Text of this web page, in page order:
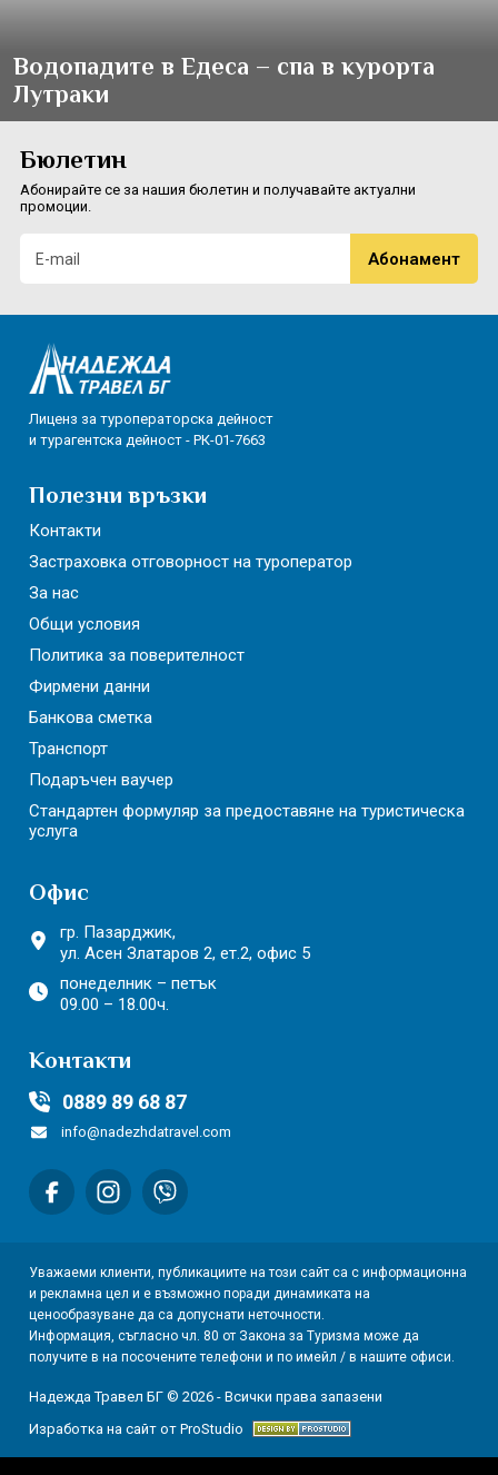
Водопадите в Едеса – спа в курорта
Лутраки
Бюлетин
Абонирайте се за нашия бюлетин и получавайте актуални
промоции.
Лиценз за туроператорска дейност
и турагентска дейност - РК-01-7663
Полезни връзки
Контакти
Застраховка отговорност на туроператор
За нас
Общи условия
Политика за поверителност
Фирмени данни
Банкова сметка
Транспорт
Подаръчен ваучер
Стандартен формуляр за предоставяне на туристическа
услуга
Офис
гр. Пазарджик,
ул. Асен Златаров 2, ет.2, офис 5
понеделник – петък
09.00 – 18.00ч.
Контакти
0889 89 68 87
info@nadezhdatravel.com
Уважаеми клиенти, публикациите на този сайт са с информационна
и рекламна цел и е възможно поради динамиката на
ценообразуване да са допуснати неточности.
Информация, съгласно чл. 80 от Закона за Туризма може да
получите в на посочените телефони и по имейл / в нашите офиси.
Надежда Травел БГ © 2026 - Всички права запазени
Изработка на сайт от ProStudio